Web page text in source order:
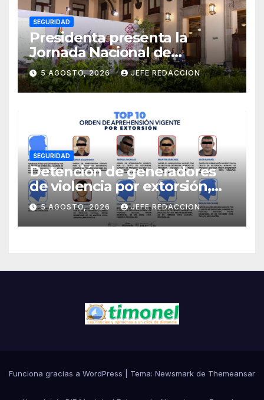
SEGURIDAD
Presidenta presenta la
Jornada Nacional de
Reforestación 2026; se
realizará el 9 de agosto y se
plantarán 6.6 millones de
árboles y plantas
5 AGOSTO, 2026 JEFE REDACCION
SEGURIDAD
Detención de generadores
de violencia por extorsión,
pilar de la estrategia estatal:
SSP
5 AGOSTO, 2026 JEFE REDACCION
Funciona gracias a WordPress Tema: Newsmark de Themeansar